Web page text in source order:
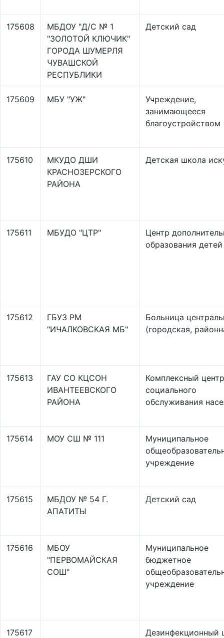
175608
МБДОУ "Д/С № 1
"ЗОЛОТОЙ КЛЮЧИК"
ГОРОДА ШУМЕРЛЯ
ЧУВАШСКОЙ
РЕСПУБЛИКИ
Детский сад
175609 МБУ "УЖ"
Учреждение,
занимающееся
благоустройством
175610
МКУДО ДШИ
КРАСНОЗЕРСКОГО
РАЙОНА
Детская школа
175611 МБУДО "ЦТР"
Центр
образования детей
175612
ГБУЗ РМ
"ИЧАЛКОВСКАЯ МБ"
Больница
(городская,
175613
ГАУ СО КЦСОН
ИВАНТЕЕВСКОГО
РАЙОНА
Комплексный центр
социального
обслуживания
175614 МОУ СШ № 111
Муниципальное
учреждение
175615
МБДОУ № 54 Г.
АПАТИТЫ
Детский сад
175616
МБОУ
"ПЕРВОМАЙСКАЯ
СОШ"
Муниципальное
бюджетное
учреждение
175617
Дезинфекционный